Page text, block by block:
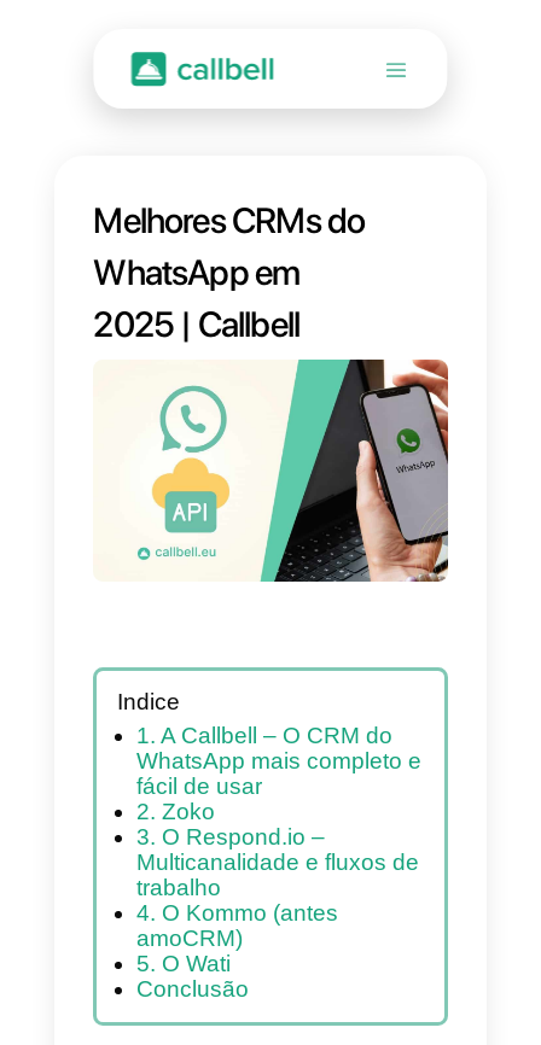
Melhores CRMs do
WhatsApp em
2025 | Callbell
Indice
1. A Callbell – O CRM do
WhatsApp mais completo e
fácil de usar
2. Zoko
3. O Respond.io –